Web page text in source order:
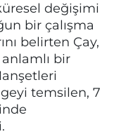
değişimi
bir çalışma
belirten Çay,
anlamlı bir
temsilen, 7